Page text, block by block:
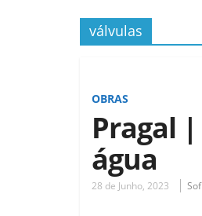
válvulas
OBRAS
Pragal
água
28 de Junho, 2023